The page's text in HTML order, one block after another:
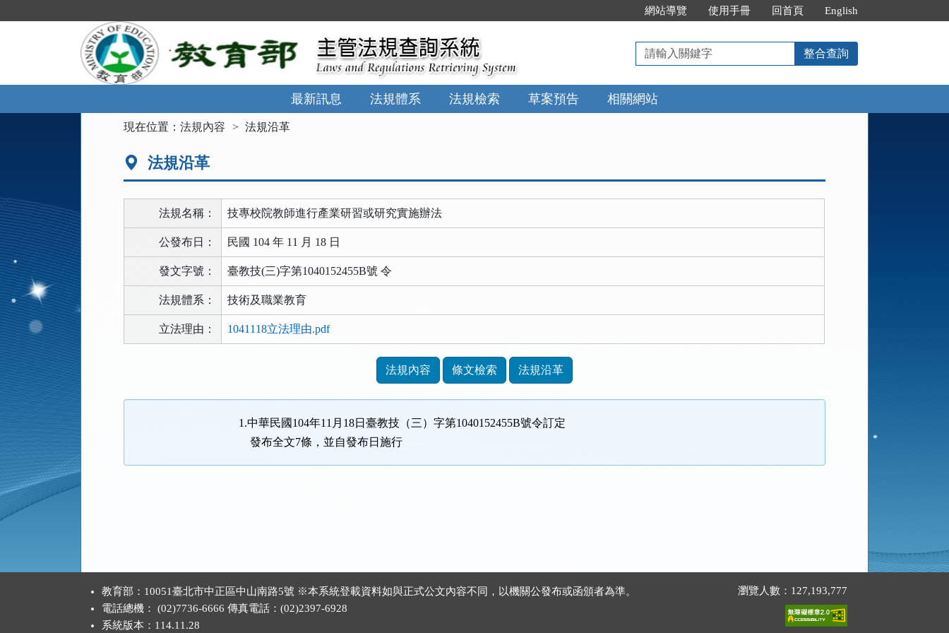
到
網站導覽 使用手冊 回首頁 English
請
輸
入
關
鍵
整合查詢
最新訊息 法規體系 法規檢索 草案預告 相關網站
現在位置：法規內容 法規沿革
法規沿革
法規名稱： 技專校院教師進行產業研習或研究實施辦法
公發布日： 民國 104 年 11 月 18 日
發文字號： 臺教技(三)字第1040152455B號 令
法規體系： 技術及職業教育
立法理由： 1041118立法理由.pdf
功
區
法規內容 條文檢索 法規沿革
1.中華民國104年11月18日臺教技（三）字第1040152455B號令訂定
發布全文7條，並自發布日施行
教育部：10051臺北市中正區中山南路5號 ※本系統登載資料如與正式公文內容不同，以機關公發布或函頒者為準。
電話總機： (02)7736-6666 傳真電話：(02)2397-6928
系統版本： 114.11.28
瀏覽人數：127,193,777